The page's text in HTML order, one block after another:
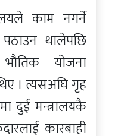
काम नगर्ने
थालेपछि
योजना
। त्यसअघि गृह
दुई मन्त्रालयकै
कारबाही